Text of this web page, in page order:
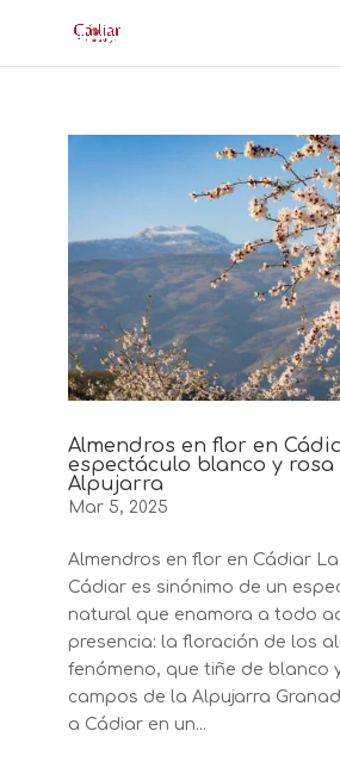
Almendros en flor en
espectáculo blanco y rosa
Alpujarra
Mar 5, 2025
Almendros en flor en Cádiar
Cádiar es sinónimo de un
natural que enamora a todo
presencia: la floración de los
fenómeno, que tiñe de blanco
campos de la Alpujarra
a Cádiar en un...